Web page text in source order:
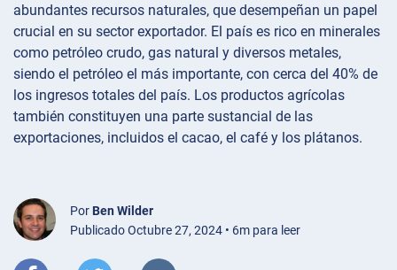
abundantes recursos naturales, que desempeñan un papel
crucial en su sector exportador. El país es rico en minerales
como petróleo crudo, gas natural y diversos metales,
siendo el petróleo el más importante, con cerca del 40% de
los ingresos totales del país. Los productos agrícolas
también constituyen una parte sustancial de las
exportaciones, incluidos el cacao, el café y los plátanos.
Por Ben Wilder
Publicado Octubre 27, 2024 • 6m para leer